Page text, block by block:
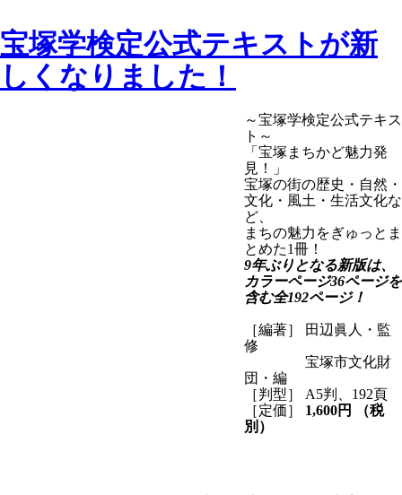
宝塚学検定公式テキストが新
しくなりました！
～宝塚学検定公式テキス
ト～
「宝塚まちかど魅力発
見！」
宝塚の街の歴史・自然・
文化・風土・生活文化な
ど、
まちの魅力をぎゅっとま
とめた1冊！
9年ぶりとなる新版は、
カラーページ36ページを
含む全192ページ！
［編著］ 田辺眞人・監
修
宝塚市文化財
団・編
［判型］ A5判、192頁
［定価］ 1,600円 （税
別）